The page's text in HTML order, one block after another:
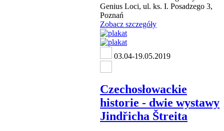
Genius Loci, ul. ks. I. Posadzego 3,
Poznań
Zobacz szczegóły
03.04-19.05.2019
Czechosłowackie
historie - dwie wystawy
Jindřicha Štreita